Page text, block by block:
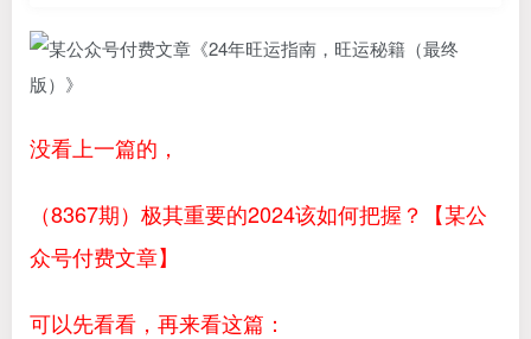
没看上一篇的，
（8367期）极其重要的2024该如何把握？【某公
众号付费文章】
可以先看看，再来看这篇：